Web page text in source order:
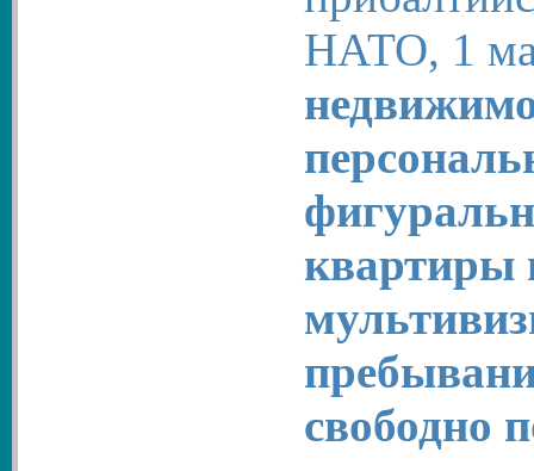
НАТО, 1
квартиры
свободно